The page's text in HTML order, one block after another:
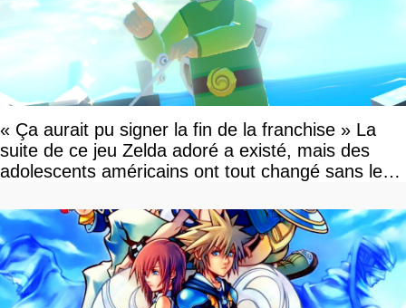
« Ça aurait pu signer la fin de la franchise » La
suite de ce jeu Zelda adoré a existé, mais des
adolescents américains ont tout changé sans le